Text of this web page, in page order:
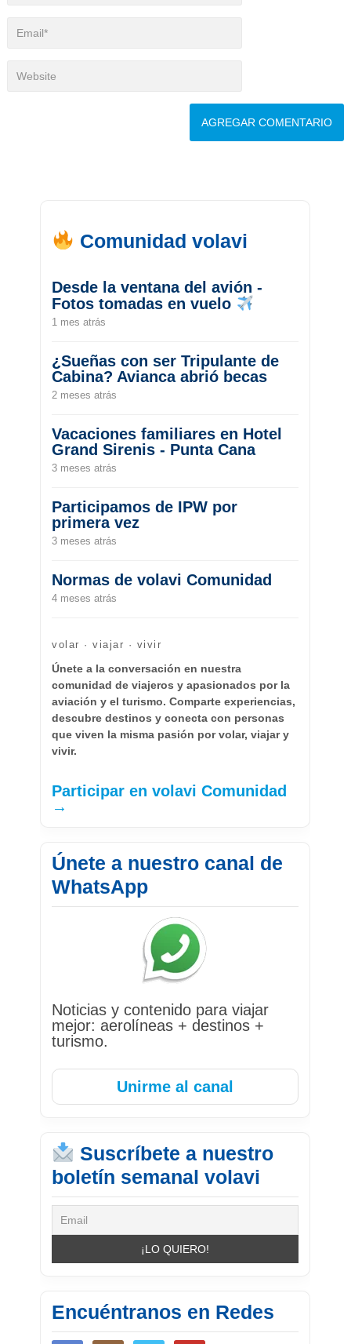
Comunidad volavi
Desde la ventana del avión -
Fotos tomadas en vuelo
1 mes atrás
¿Sueñas con ser Tripulante de
Cabina? Avianca abrió becas
2 meses atrás
Vacaciones familiares en Hotel
Grand Sirenis - Punta Cana
3 meses atrás
Participamos de IPW por
primera vez
3 meses atrás
Normas de volavi Comunidad
4 meses atrás
volar · viajar · vivir
Únete a la conversación en nuestra
comunidad de viajeros y apasionados por la
aviación y el turismo. Comparte experiencias,
descubre destinos y conecta con personas
que viven la misma pasión por volar, viajar y
vivir.
Participar en volavi Comunidad
→
Únete a nuestro canal de
WhatsApp
Noticias y contenido para viajar
mejor: aerolíneas + destinos +
turismo.
Unirme al canal
Suscríbete a nuestro
boletín semanal volavi
Encuéntranos en Redes